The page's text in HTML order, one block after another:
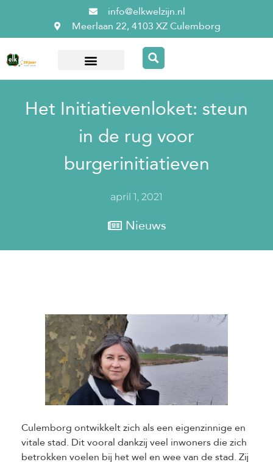
info@elkwelzijn.nl
Meerlaan 22, 4103 XZ Culemborg
Het Initiatievenloket: steun
in de rug voor
burgerinitiatieven
april 1, 2021
Nieuws
Culemborg ontwikkelt zich als een eigenzinnige en
vitale stad. Dit vooral dankzij veel inwoners die zich
betrokken voelen bij het wel en wee van de stad. Zij